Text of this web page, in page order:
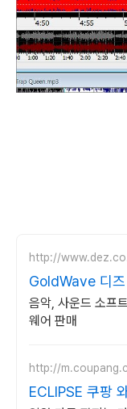
http://
GoldWave 디즈
음악, 사운드 소프
웨어 판매
http://
ECLIPSE 쿠팡